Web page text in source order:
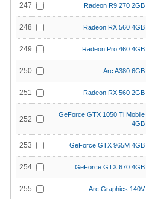
247 Radeon R9 270 2GB
248 Radeon RX 560 4GB
249 Radeon Pro 460 4GB
250 Arc A380 6GB
251 Radeon RX 560 2GB
252
GeForce GTX 1050 Ti Mobile
4GB
253 GeForce GTX 965M 4GB
254 GeForce GTX 670 4GB
255 Arc Graphics 140V